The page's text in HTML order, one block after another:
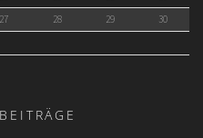
27 28 29
30